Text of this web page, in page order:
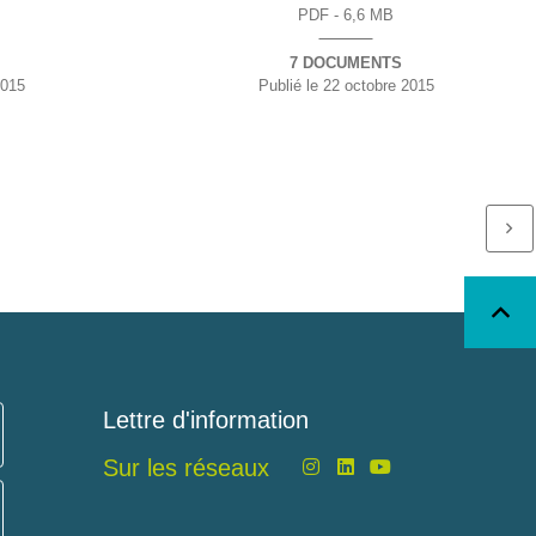
PDF - 6,6 MB
7 DOCUMENTS
Publié le22 octobre 2015
Lettre d'information
Sur les réseaux